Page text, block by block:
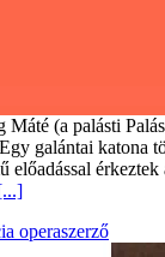
Máté (a palásti
galántai katona
előadással érkeztek
operaszerző